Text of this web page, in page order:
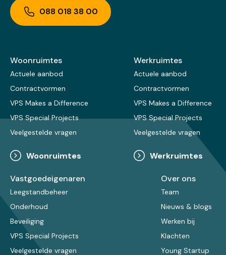
088 018 38 00
Woonruimtes
Actuele aanbod
Contractvormen
VPS Makes a Difference
VPS Special Projects
Veelgestelde vragen
Woonruimtes
Werkruimtes
Actuele aanbod
Contractvormen
VPS Makes a Difference
VPS Special Projects
Veelgestelde vragen
Werkruimtes
Vastgoedeigenaren
Leegstandbeheer
Onderhoud
Beveiliging
VPS Special Projects
Veelgestelde vragen
Over ons
Team
Nieuws & blogs
Werken bij
Klachten
Young Startup